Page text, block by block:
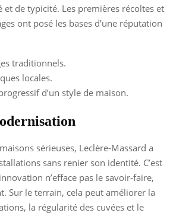
et de typicité. Les premières récoltes et
ont posé les bases d’une réputation
traditionnels.
locales.
d’un style de maison.
sérieuses, Leclère-Massard a
sans renier son identité. C’est
n’efface pas le savoir-faire,
Sur le terrain, cela peut améliorer la
la régularité des cuvées et le